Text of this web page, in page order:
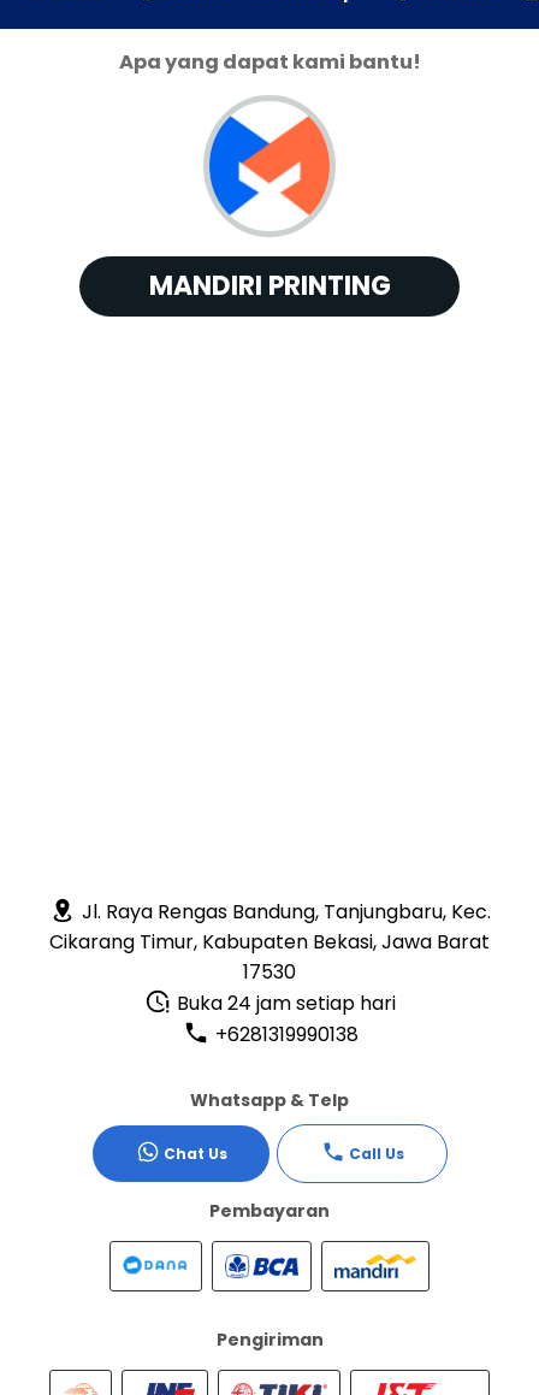
Apa yang dapat kami bantu!
MANDIRI PRINTING
Jl. Raya Rengas Bandung, Tanjungbaru, Kec.
Cikarang Timur, Kabupaten Bekasi, Jawa Barat
17530
Buka 24 jam setiap hari
+6281319990138
Whatsapp & Telp
Chat Us Call Us
Pembayaran
Pengiriman